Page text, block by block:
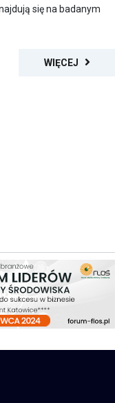
się na badanym
WIĘCEJ